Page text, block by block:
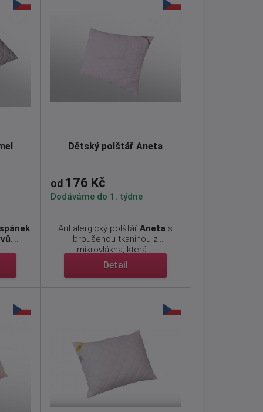
spánek
Dětský polštář Aneta
od 176 Kč
Dodáváme do 1. týdne
Antialergický polštářAneta s
broušenou tkaninou z
mikrovlákna, která ...
Detail